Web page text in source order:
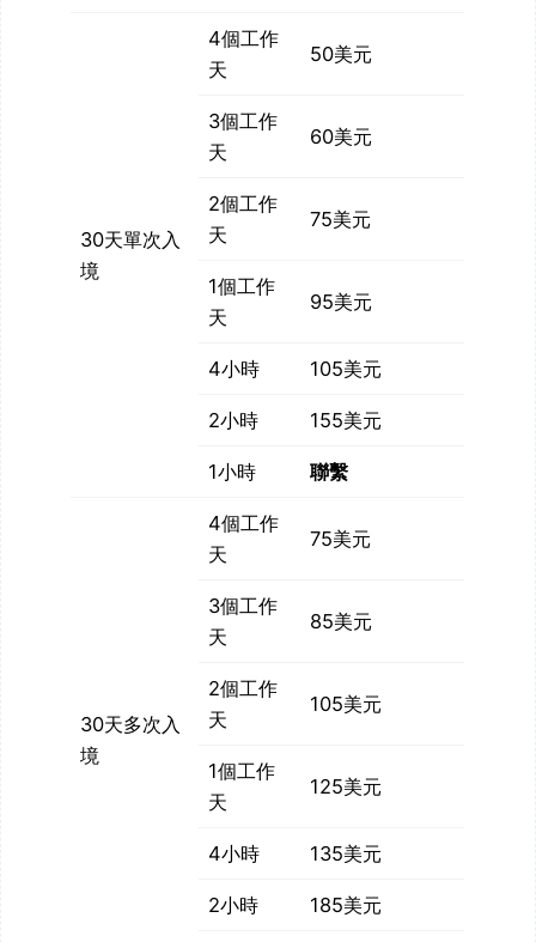
30天單次入
境
4個工作
天
50美元
3個工作
天
60美元
2個工作
天
75美元
1個工作
天
95美元
4小時 105美元
2小時 155美元
1小時 聯繫
30天多次入
境
4個工作
天
75美元
3個工作
天
85美元
2個工作
天
105美元
1個工作
天
125美元
4小時 135美元
2小時 185美元